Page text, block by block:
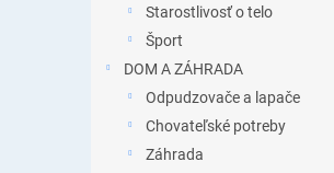
Starostlivosť o telo
Šport
DOM A ZÁHRADA
Odpudzovače a lapače
Chovateľské potreby
Záhrada